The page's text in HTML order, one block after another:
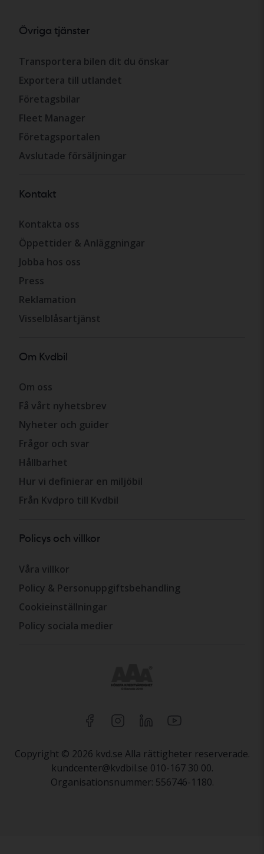
Övriga tjänster
Transportera bilen dit du önskar
Exportera till utlandet
Företagsbilar
Fleet Manager
Företagsportalen
Avslutade försäljningar
Kontakt
Kontakta oss
Öppettider & Anläggningar
Jobba hos oss
Press
Reklamation
Visselblåsartjänst
Om Kvdbil
Om oss
Få vårt nyhetsbrev
Nyheter och guider
Frågor och svar
Hållbarhet
Hur vi definierar en miljöbil
Från Kvdpro till Kvdbil
Policys och villkor
Våra villkor
Policy & Personuppgiftsbehandling
Cookieinställningar
Policy sociala medier
Copyright © 2026 kvd.se Alla rättigheter reserverade.
kundcenter@kvdbil.se 010-167 30 00.
Organisationsnummer: 556746-1180.